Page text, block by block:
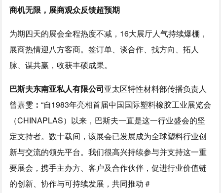
商机无限，展商观众反馈超预期
为期四天的展会全程热度不减，16大展厅人气持续爆棚，
展商热情迎八方客商。签订单、谈合作、找方向、拓人
脉、谋共赢，收获丰硕成果。
巴斯夫东南亚私人有限公司亚太区特性材料部传播负责人
曾嘉雯 ：“自1983年亮相首届中国国际塑料橡胶工业展览会
（CHINAPLAS）以来，巴斯夫一直是这一行业盛会的坚
定支持者。数十载间，该展会已发展成为全球塑料行业创
新与交流的领先平台。我们很高兴持续参与并支持这一重
要展会，携手主办方、客户及合作伙伴，促进行业价值链
的创新、协作与可持续发展，共同推动＃